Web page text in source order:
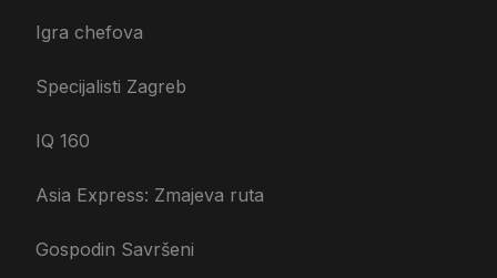
Igra chefova
Specijalisti Zagreb
IQ 160
Asia Express: Zmajeva ruta
Gospodin Savršeni